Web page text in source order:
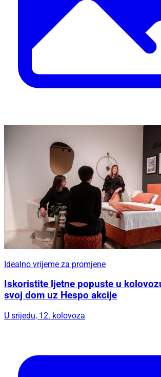
Idealno vrijeme za promjene
Iskoristite ljetne popuste u
svoj dom uz Hespo akcije
U srijedu, 12. kolovoza